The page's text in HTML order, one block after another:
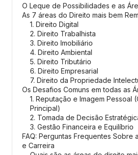
O Leque de Possibilidades e as
As 7 áreas do Direito mais bem
1. Direito Digital
2. Direito Trabalhista
3. Direito Imobiliário
4. Direito Ambiental
5. Direito Tributário
6. Direito Empresarial
7. Direito da Propriedade
Os Desafios Comuns em todas as
1. Reputação e Imagem Pessoal
Principal)
2. Tomada de Decisão
3. Gestão Financeira e Equilíbrio
FAQ: Perguntas Frequentes Sobre
e Carreira